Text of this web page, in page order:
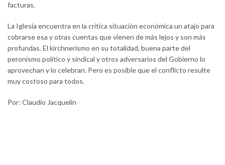
facturas.
La Iglesia encuentra en la crítica situación económica un atajo para
cobrarse esa y otras cuentas que vienen de más lejos y son más
profundas. El kirchnerismo en su totalidad, buena parte del
peronismo político y sindical y otros adversarios del Gobierno lo
aprovechan y lo celebran. Pero es posible que el conflicto resulte
muy costoso para todos.
Por: Claudio Jacquelin